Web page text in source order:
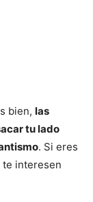
bien, las
tu lado
. Si eres
te interesen